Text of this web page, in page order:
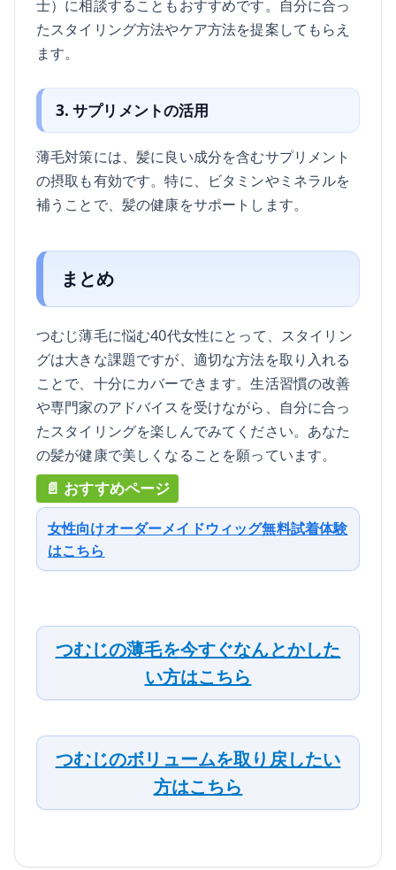
士）に相談することもおすすめです。自分に合っ
たスタイリング方法やケア方法を提案してもらえ
ます。
3. サプリメントの活用
薄毛対策には、髪に良い成分を含むサプリメント
の摂取も有効です。特に、ビタミンやミネラルを
補うことで、髪の健康をサポートします。
まとめ
つむじ薄毛に悩む40代女性にとって、スタイリン
グは大きな課題ですが、適切な方法を取り入れる
ことで、十分にカバーできます。生活習慣の改善
や専門家のアドバイスを受けながら、自分に合っ
たスタイリングを楽しんでみてください。あなた
の髪が健康で美しくなることを願っています。
女性向けオーダーメイドウィッグ無料試着体験
はこちら
つむじの薄毛を今すぐなんとかした
い方はこちら
つむじのボリュームを取り戻したい
方はこちら